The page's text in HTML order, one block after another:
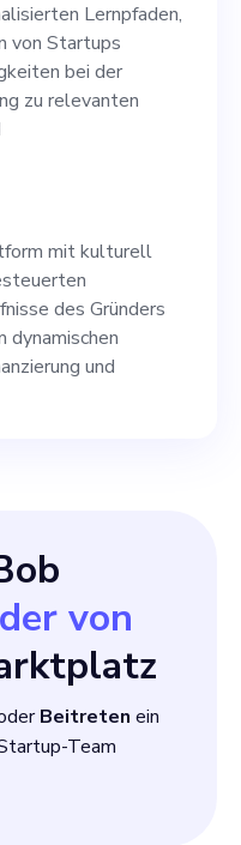
Lernpfaden,
von Startups
bei der
zu relevanten
mit kulturell
des Gründers
dynamischen
und
von
Beitreten ein
Team